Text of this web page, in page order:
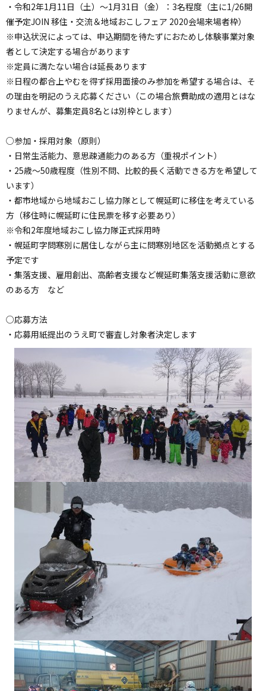
・令和2年1月11日（土）〜1月31日（金）：3名程度（主に1/26開
催予定JOIN 移住・交流＆地域おこしフェア 2020会場来場者枠）
※申込状況によっては、申込期間を待たずにおためし体験事業対象
者として決定する場合があります
※定員に満たない場合は延長あります
※日程の都合上やむを得ず採用面接のみ参加を希望する場合は、そ
の理由を明記のうえ応募ください（この場合旅費助成の適用とはな
りませんが、募集定員8名とは別枠とします）
○参加・採用対象（原則）
・日常生活能力、意思疎通能力のある方（重視ポイント）
・25歳〜50歳程度（性別不問、比較的長く活動できる方を希望して
います）
・都市地域から地域おこし協力隊として幌延町に移住を考えている
方（移住時に幌延町に住民票を移す必要あり）
※令和2年度地域おこし協力隊正式採用時
・幌延町字問寒別に居住しながら主に問寒別地区を活動拠点とする
予定です
・集落支援、雇用創出、高齢者支援など幌延町集落支援活動に意欲
のある方 など
○応募方法
・応募用紙提出のうえ町で審査し対象者決定します